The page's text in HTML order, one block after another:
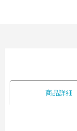
商品詳細